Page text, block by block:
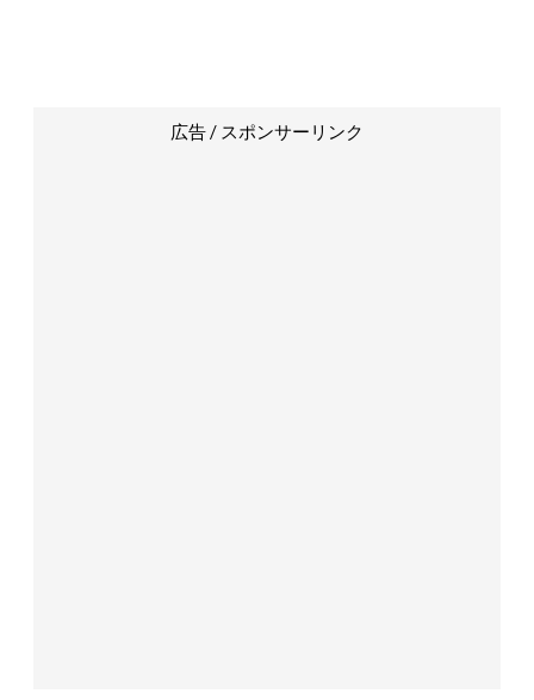
広告 / スポンサーリンク